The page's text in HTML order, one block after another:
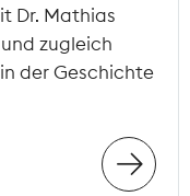
Dr. Mathias
zugleich
der Geschichte